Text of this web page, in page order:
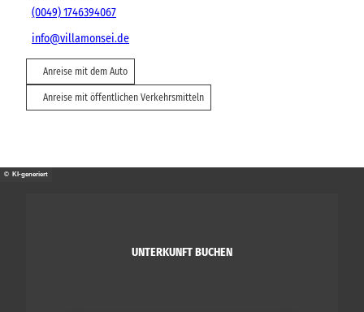
(0049) 1746394067
info@villamonsei.de
Anreise mit dem Auto
Anreise mit öffentlichen Verkehrsmitteln
© KI-generiert
UNTERKUNFT BUCHEN